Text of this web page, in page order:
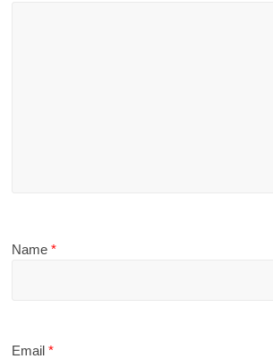
Name*
Email*